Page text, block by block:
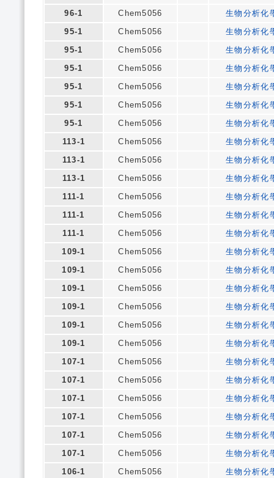
96-1
Chem5056
生物分析化
95-1
Chem5056
生物分析化
95-1
Chem5056
生物分析化
95-1
Chem5056
生物分析化
95-1
Chem5056
生物分析化
95-1
Chem5056
生物分析化
95-1
Chem5056
生物分析化
113-1
Chem5056
生物分析化
113-1
Chem5056
生物分析化
113-1
Chem5056
生物分析化
111-1
Chem5056
生物分析化
111-1
Chem5056
生物分析化
111-1
Chem5056
生物分析化
109-1
Chem5056
生物分析化
109-1
Chem5056
生物分析化
109-1
Chem5056
生物分析化
109-1
Chem5056
生物分析化
109-1
Chem5056
生物分析化
109-1
Chem5056
生物分析化
107-1
Chem5056
生物分析化
107-1
Chem5056
生物分析化
107-1
Chem5056
生物分析化
107-1
Chem5056
生物分析化
107-1
Chem5056
生物分析化
107-1
Chem5056
生物分析化
106-1
Chem5056
生物分析化